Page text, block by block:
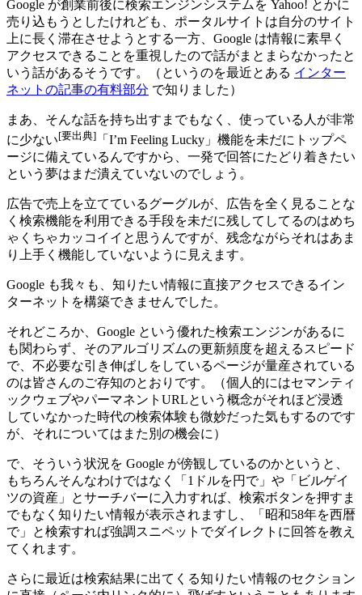
Google が創業前後に検索エンジンシステムを Yahoo! とかに
売り込もうとしたけれども、ポータルサイトは自分のサイト
上に長く滞在させようとする一方、Google は情報に素早く
アクセスできることを重視したので話がまとまらなかったと
いう話があるそうです。（というのを最近とある インター
ネットの記事の有料部分 で知りました）
まあ、そんな話を持ち出すまでもなく、使っている人が非常
に少ない[要出典] 「I’m Feeling Lucky」機能を未だにトップペ
ージに備えているんですから、一発で回答にたどり着きたい
という夢はまだ潰えていないのでしょう。
広告で売上を立てているグーグルが、広告を全く見ることな
く検索機能を利用できる手段を未だに残してしてるのはめち
ゃくちゃカッコイイと思うんですが、残念ながらそれはあま
り上手く機能していないように見えます。
Google も我々も、知りたい情報に直接アクセスできるイン
ターネットを構築できませんでした。
それどころか、Google という優れた検索エンジンがあるに
も関わらず、そのアルゴリズムの更新頻度を超えるスピード
で、不必要な引き伸ばしをしているページが量産されている
のは皆さんのご存知のとおりです。（個人的にはセマンティ
ックウェブやパーマネントURLという概念がそれほど浸透
していなかった時代の検索体験も微妙だった気もするのです
が、それについてはまた別の機会に）
で、そういう状況を Google が傍観しているのかというと、
もちろんそんなわけではなく「1ドルを円で」や「ビルゲイ
ツの資産」とサーチバーに入力すれば、検索ボタンを押すま
でもなく知りたい情報が表示されますし、「昭和58年を西暦
で」と検索すれば強調スニペットでダイレクトに回答を教え
てくれます。
さらに最近は検索結果に出てくる知りたい情報のセクション